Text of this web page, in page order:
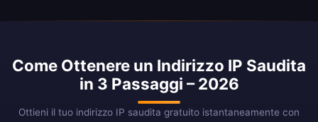
Come Ottenere un Indirizzo IP Saudita
in 3 Passaggi – 2026
Ottieni il tuo indirizzo IP saudita gratuito istantaneamente con